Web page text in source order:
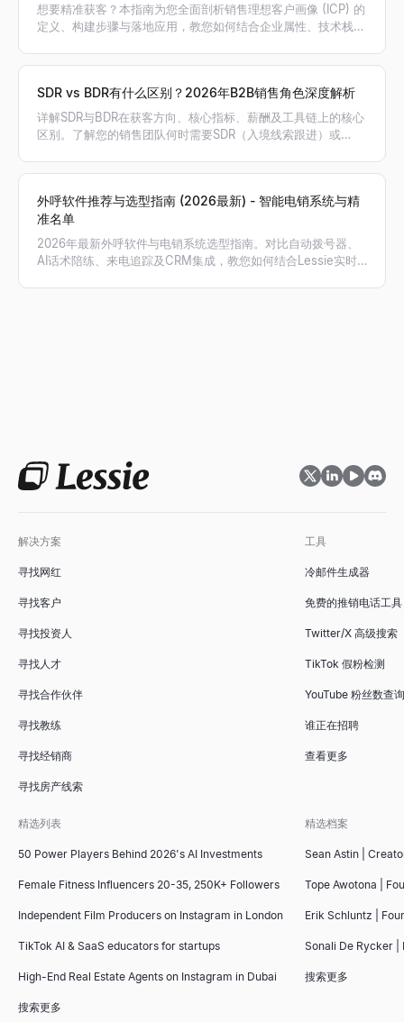
想要精准获客？本指南为您全面剖析销售理想客户画像 (ICP) 的
定义、构建步骤与落地应用，教您如何结合企业属性、技术栈和
SDR vs BDR有什么区别？2026年B2B销售角色深度解析
详解SDR与BDR在获客方向、核心指标、薪酬及工具链上的核心
区别。了解您的销售团队何时需要SDR（入境线索跟进）或
外呼软件推荐与选型指南 (2026最新) - 智能电销系统与精
准名单
2026年最新外呼软件与电销系统选型指南。对比自动拨号器、
AI话术陪练、来电追踪及CRM集成，教您如何结合Lessie实时
解决方案
寻找网红
寻找客户
寻找投资人
寻找人才
寻找合作伙伴
寻找教练
寻找经销商
寻找房产线索
工具
冷邮件生成器
免费的推销电话工具
Twitter/X 高级搜索
TikTok 假粉检测
YouTube 粉丝数查询
谁正在招聘
查看更多
精选列表
50 Power Players Behind 2026's AI Investments
Female Fitness Influencers 20-35, 250K+ Followers
Independent Film Producers on Instagram in London
TikTok AI & SaaS educators for startups
High-End Real Estate Agents on Instagram in Dubai
搜索更多
精选档案
Sean Astin |
Tope Awotona |
Erik Schluntz |
Sonali De Rycker |
搜索更多